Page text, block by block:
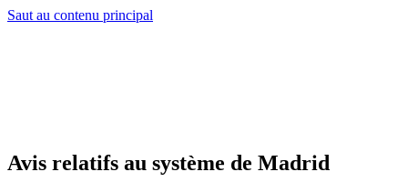
Saut au contenu principal
Avis relatifs au système de Madrid